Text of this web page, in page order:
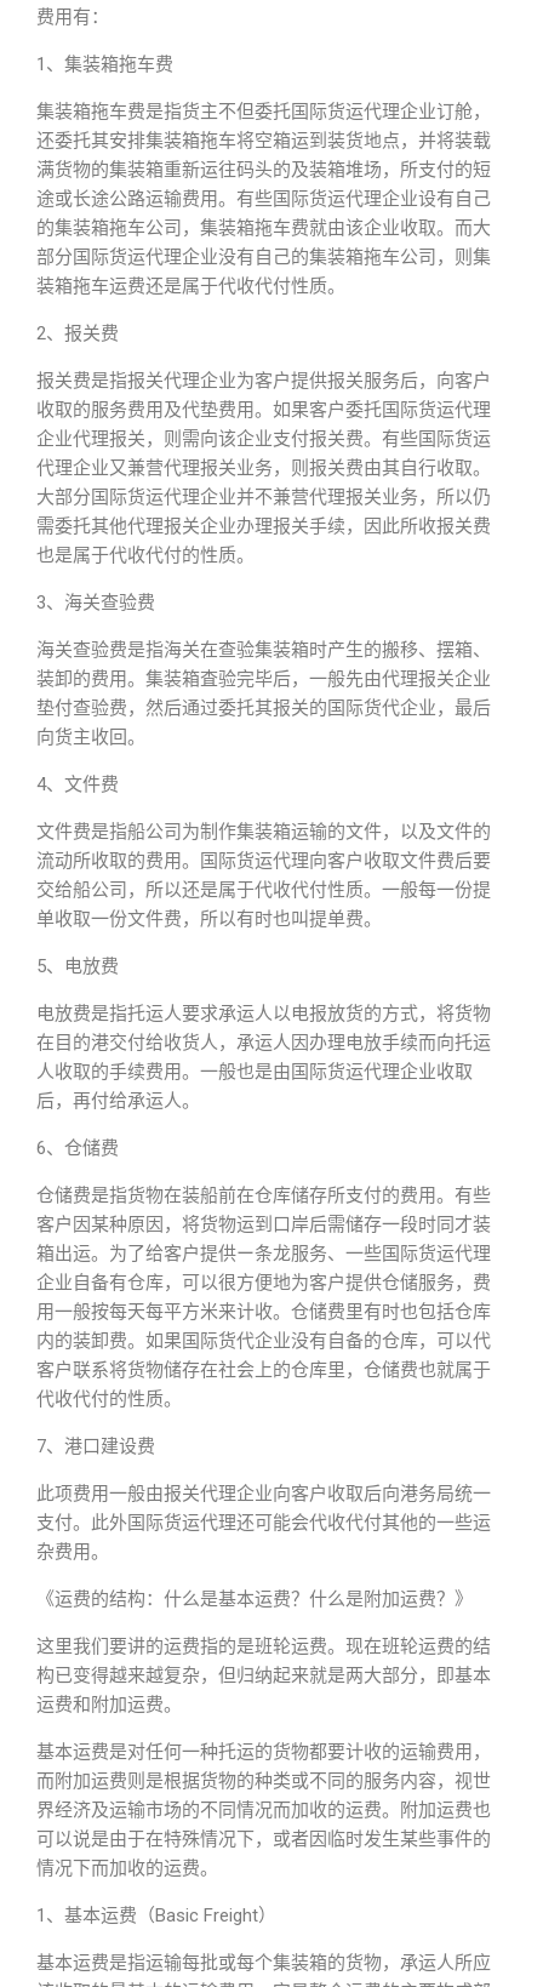
费用有：
1、集装箱拖车费
集装箱拖车费是指货主不但委托国际货运代理企业订舱，
还委托其安排集装箱拖车将空箱运到装货地点，并将装载
满货物的集装箱重新运往码头的及装箱堆场，所支付的短
途或长途公路运输费用。有些国际货运代理企业设有自己
的集装箱拖车公司，集装箱拖车费就由该企业收取。而大
部分国际货运代理企业没有自己的集装箱拖车公司，则集
装箱拖车运费还是属于代收代付性质。
2、报关费
报关费是指报关代理企业为客户提供报关服务后，向客户
收取的服务费用及代垫费用。如果客户委托国际货运代理
企业代理报关，则需向该企业支付报关费。有些国际货运
代理企业又兼营代理报关业务，则报关费由其自行收取。
大部分国际货运代理企业并不兼营代理报关业务，所以仍
需委托其他代理报关企业办理报关手续，因此所收报关费
也是属于代收代付的性质。
3、海关查验费
海关查验费是指海关在查验集装箱时产生的搬移、摆箱、
装卸的费用。集装箱査验完毕后，一般先由代理报关企业
垫付查验费，然后通过委托其报关的国际货代企业，最后
向货主收回。
4、文件费
文件费是指船公司为制作集装箱运输的文件，以及文件的
流动所收取的费用。国际货运代理向客户收取文件费后要
交给船公司，所以还是属于代收代付性质。一般每一份提
单收取一份文件费，所以有时也叫提单费。
5、电放费
电放费是指托运人要求承运人以电报放货的方式，将货物
在目的港交付给收货人，承运人因办理电放手续而向托运
人收取的手续费用。一般也是由国际货运代理企业收取
后，再付给承运人。
6、仓储费
仓储费是指货物在装船前在仓库储存所支付的费用。有些
客户因某种原因，将货物运到口岸后需储存一段时同才装
箱出运。为了给客户提供ー条龙服务、一些国际货运代理
企业自备有仓库，可以很方便地为客户提供仓储服务，费
用一般按每天每平方米来计收。仓储费里有时也包括仓库
内的装卸费。如果国际货代企业没有自备的仓库，可以代
客户联系将货物储存在社会上的仓库里，仓储费也就属于
代收代付的性质。
7、港口建设费
此项费用一般由报关代理企业向客户收取后向港务局统一
支付。此外国际货运代理还可能会代收代付其他的一些运
杂费用。
《运费的结构：什么是基本运费？什么是附加运费？》
这里我们要讲的运费指的是班轮运费。现在班轮运费的结
构已变得越来越复杂，但归纳起来就是两大部分，即基本
运费和附加运费。
基本运费是对任何一种托运的货物都要计收的运输费用，
而附加运费则是根据货物的种类或不同的服务内容，视世
界经济及运输市场的不同情况而加收的运费。附加运费也
可以说是由于在特殊情况下，或者因临时发生某些事件的
情况下而加收的运费。
1、基本运费（Basic Freight）
基本运费是指运输每批或每个集装箱的货物，承运人所应